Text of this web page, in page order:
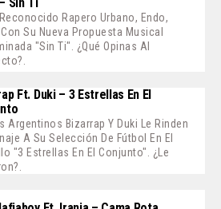
Reconocido Rapero Urbano, Endo,
Su Nueva Propuesta Musical
"Sin Ti". ¿Qué Opinas Al
Ft. Duki – 3 Estrellas En El
Argentinos Bizarrap Y Duki Le Rinden
A Su Selección De Fútbol En El
"3 Estrellas En El Conjunto". ¿Le